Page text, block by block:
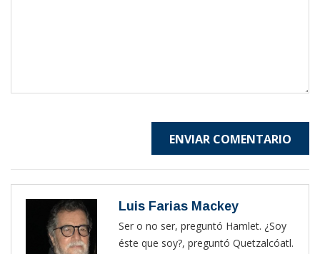
ENVIAR COMENTARIO
Luis Farias Mackey
Ser o no ser, preguntó Hamlet. ¿Soy
éste que soy?, preguntó Quetzalcóatl.